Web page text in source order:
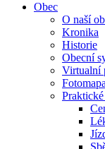
Obec
O naší
Kronika
Historie
Obecní
Virtualní
Fotomapa